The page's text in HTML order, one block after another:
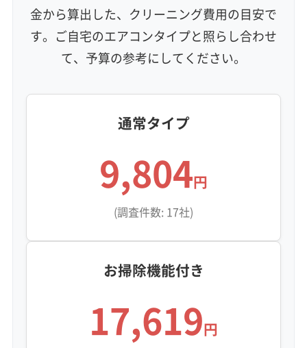
金から算出した、クリーニング費用の目安で
す。ご自宅のエアコンタイプと照らし合わせ
て、予算の参考にしてください。
通常タイプ
9,804円
(調査件数: 17社)
お掃除機能付き
17,619円